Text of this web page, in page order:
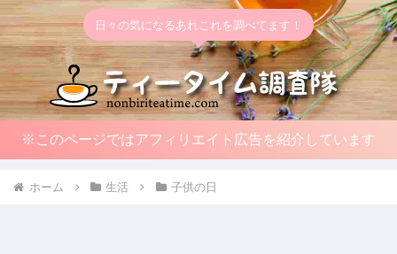
日々の気になるあれこれを調べてます！
※このページではアフィリエイト広告を紹介しています
ホーム 生活 子供の日